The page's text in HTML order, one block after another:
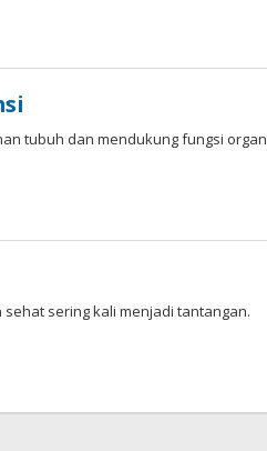
tubuh dan mendukung fungsi organ
sering kali menjadi tantangan.